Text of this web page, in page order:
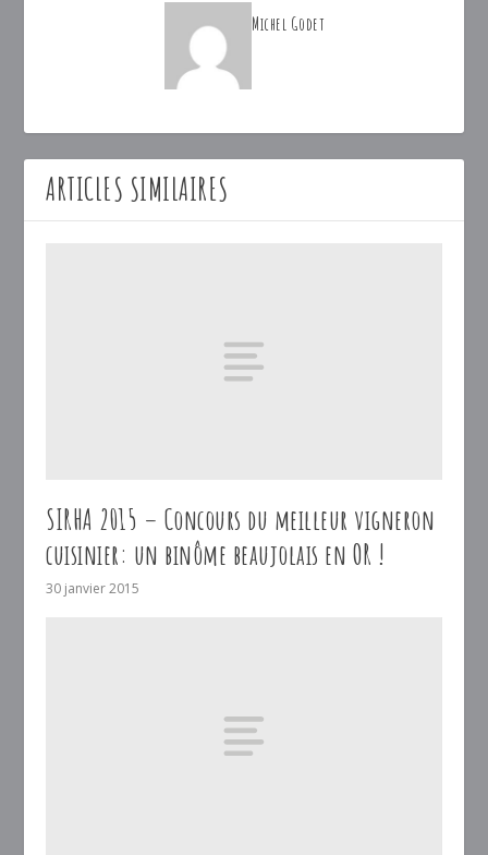
Michel Godet
ARTICLES SIMILAIRES
SIRHA 2015 – Concours du meilleur vigneron
cuisinier: un binôme beaujolais en OR !
30 janvier 2015